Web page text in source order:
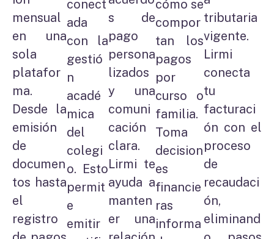
mensual
en una
sola
platafor
ma.
Desde la
emisión
de
documen
tos hasta
el
registro
conect
ada
con la
gestió
n
acadé
mica
del
colegi
o. Esto
permit
e
emitir
s de
pago
persona
lizados
y una
comuni
cación
clara.
Lirmi te
ayuda a
manten
er una
cómo se
compor
tan los
pagos
por
curso o
familia.
Toma
decision
es
financie
ras
informa
tributaria
vigente.
Lirmi
conecta
tu
facturaci
ón con el
proceso
de
recaudaci
ón,
eliminand